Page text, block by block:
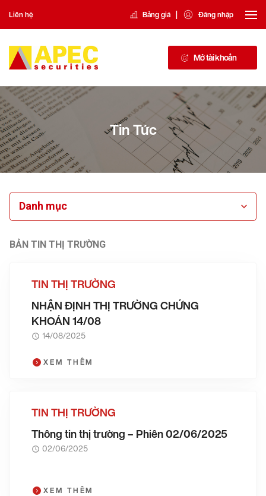
Liên hệ Bảng giá | Đăng nhập
Mở tài khoản
Tin Tức
Danh mục
BẢN TIN THỊ TRƯỜNG
TIN THỊ TRƯỜNG
NHẬN ĐỊNH THỊ TRƯỜNG CHỨNG
KHOÁN 14/08
14/08/2025
XEM THÊM
TIN THỊ TRƯỜNG
Thông tin thị trường – Phiên 02/06/2025
02/06/2025
XEM THÊM